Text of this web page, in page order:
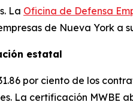
La Oficina de Defensa
de Nueva York a
estatal
por ciento de los
La certificación MWBE